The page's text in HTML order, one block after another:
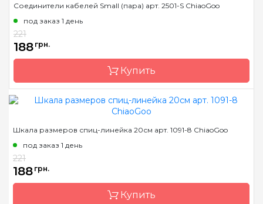
Назначение
Соединители кабелей Small (пара) арт. 2501-S ChiaoGoo
под заказ 1 день
221
188 грн.
Купить
Назначение
Шкала размеров спиц-линейка 20см арт. 1091-8 ChiaoGoo
под заказ 1 день
221
188 грн.
Купить